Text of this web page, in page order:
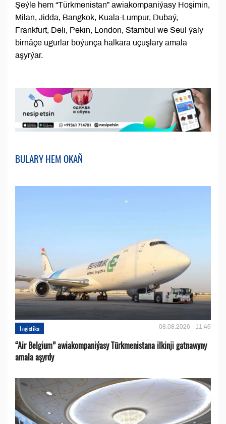
Şeýle hem “Türkmenistan” awiakompaniýasy Hoşimin,
Milan, Jidda, Bangkok, Kuala-Lumpur, Dubaý,
Frankfurt, Deli, Pekin, London, Stambul we Seul ýaly
birnäçe ugurlar boýunça halkara uçuşlary amala
aşyrýar.
BULARY HEM OKAŇ
Logistika 08.08.2026 - 11:46
“Air Belgium” awiakompaniýasy Türkmenistana ilkinji gatnawyny
amala aşyrdy